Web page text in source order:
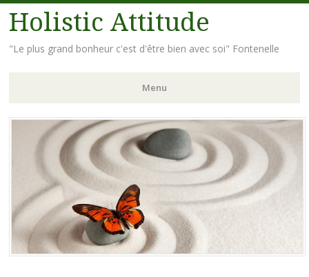
Holistic Attitude
"Le plus grand bonheur c'est d'être bien avec soi" Fontenelle
Menu
Aller
principal